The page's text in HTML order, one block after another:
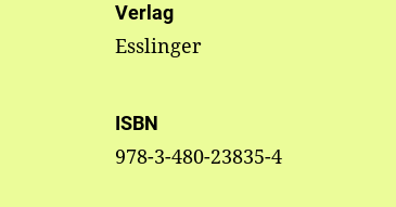
Verlag
Esslinger
ISBN
978-3-480-23835-4